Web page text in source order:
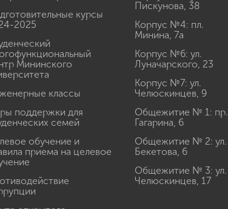
курсы
2025
Мининского
классы
поддержки для
семей
обучение и
приема на целевое
Пискунова, 38
Корпус №4: пл.
Минина, 7а
Корпус №6: ул.
Луначарского, 23
Корпус №7: ул.
Челюскинцев, 9
Общежитие № 1: пр.
Гагарина, 6
Общежитие № 2: ул.
Бекетова, 6
Общежитие № 3: ул.
Челюскинцев, 17